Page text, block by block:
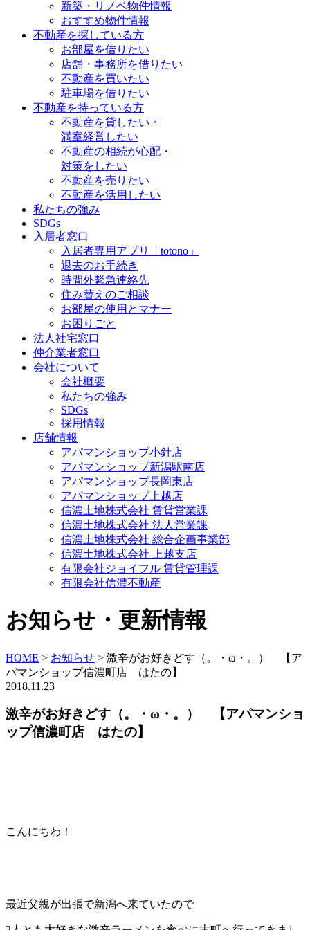
新築・リノベ物件情報
おすすめ物件情報
不動産を探している方
お部屋を借りたい
店舗・事務所を借りたい
不動産を買いたい
駐車場を借りたい
不動産を持っている方
不動産を貸したい・
満室経営したい
不動産の相続が心配・
対策をしたい
不動産を売りたい
不動産を活用したい
私たちの強み
SDGs
入居者窓口
入居者専用アプリ「totono」
退去のお手続き
時間外緊急連絡先
住み替えのご相談
お部屋の使用とマナー
お困りごと
法人社宅窓口
仲介業者窓口
会社について
会社概要
私たちの強み
SDGs
採用情報
店舗情報
アパマンショップ小針店
アパマンショップ新潟駅南店
アパマンショップ長岡東店
アパマンショップ上越店
信濃土地株式会社 賃貸営業課
信濃土地株式会社 法人営業課
信濃土地株式会社 総合企画事業部
信濃土地株式会社 上越支店
有限会社ジョイフル 賃貸管理課
有限会社信濃不動産
お知らせ・更新情報
HOME > お知らせ > 激辛がお好きどす（。・ω・。） 【ア
パマンショップ信濃町店 はたの】
2018.11.23
激辛がお好きどす（。・ω・。） 【アパマンショ
ップ信濃町店 はたの】
こんにちわ！
最近父親が出張で新潟へ来ていたので